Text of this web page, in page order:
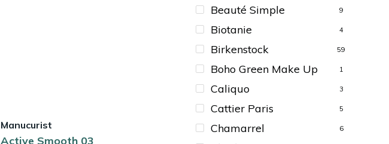
Manucurist
Active Smooth 03
Beauté Simple 9
Biotanie 4
Birkenstock 59
Boho Green Make Up 1
Caliquo 3
Cattier Paris 5
Chamarrel 6